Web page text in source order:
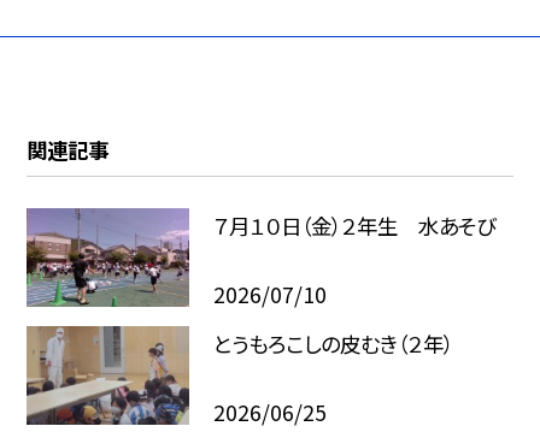
関連記事
７月１０日（金）２年生 水あそび
2026/07/10
とうもろこしの皮むき（２年）
2026/06/25